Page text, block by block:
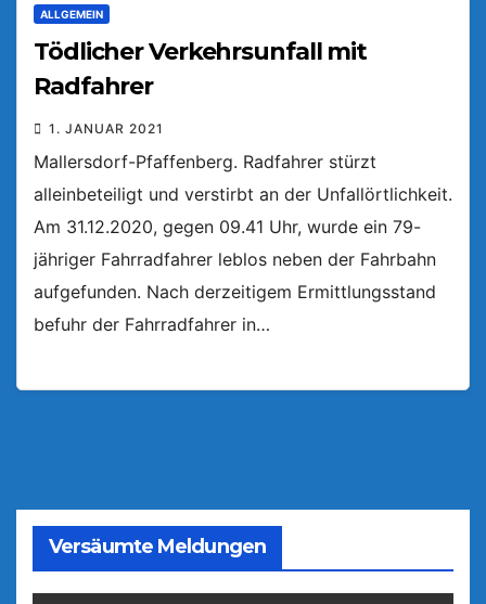
ALLGEMEIN
Tödlicher Verkehrsunfall mit
Radfahrer
1. JANUAR 2021
Mallersdorf-Pfaffenberg. Radfahrer stürzt
alleinbeteiligt und verstirbt an der Unfallörtlichkeit.
Am 31.12.2020, gegen 09.41 Uhr, wurde ein 79-
jähriger Fahrradfahrer leblos neben der Fahrbahn
aufgefunden. Nach derzeitigem Ermittlungsstand
befuhr der Fahrradfahrer in…
Versäumte Meldungen